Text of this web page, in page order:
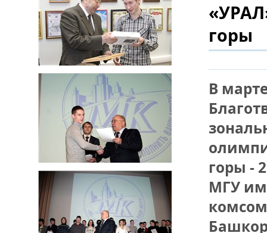
«УРАЛ»
ПОЖАРОВ
ДРУЖБА НЕ
ВСТРЕЧА
В ДОМЕ
горы
В
горы -
МГУ